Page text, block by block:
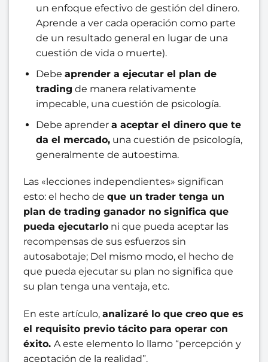
un enfoque efectivo de gestión del dinero.
Aprende a ver cada operación como parte
de un resultado general en lugar de una
cuestión de vida o muerte).
Debe aprender a ejecutar el plan de
trading de manera relativamente
impecable, una cuestión de psicología.
Debe aprender a aceptar el dinero que te
da el mercado,una cuestión de psicología,
generalmente de autoestima.
Las «lecciones independientes» significan
esto: el hecho de que un trader tenga un
plan de trading ganador no significa que
pueda ejecutarlo ni que pueda aceptar las
recompensas de sus esfuerzos sin
autosabotaje; Del mismo modo, el hecho de
que pueda ejecutar su plan no significa que
su plan tenga una ventaja, etc.
En este artículo, analizaré lo que creo que es
el requisito previo tácito para operar con
éxito. A este elemento lo llamo “percepción y
aceptación de la realidad”.